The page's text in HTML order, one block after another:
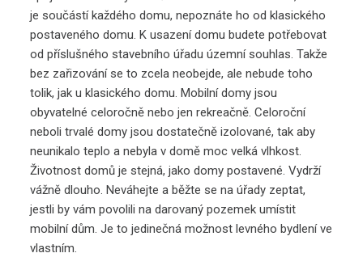
je součástí každého domu, nepoznáte ho od klasického
postaveného domu. K usazení domu budete potřebovat
od příslušného stavebního úřadu územní souhlas. Takže
bez zařizování se to zcela neobejde, ale nebude toho
tolik, jak u klasického domu. Mobilní domy jsou
obyvatelné celoročně nebo jen rekreačně. Celoroční
neboli trvalé domy jsou dostatečně izolované, tak aby
neunikalo teplo a nebyla v domě moc velká vlhkost.
Životnost domů je stejná, jako domy postavené. Vydrží
vážně dlouho. Neváhejte a běžte se na úřady zeptat,
jestli by vám povolili na darovaný pozemek umístit
mobilní dům. Je to jedinečná možnost levného bydlení ve
vlastním.